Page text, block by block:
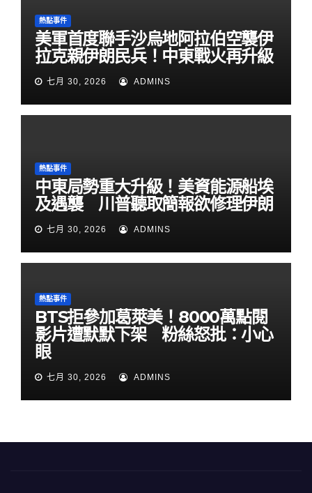
熱點事件
美軍首度聯手沙烏地阿拉伯空襲伊
拉克親伊朗民兵！中東戰火再升級
七月 30, 2026 ADMINS
熱點事件
中東局勢重大升級！美資能源船埃
及遇襲 川普聽取簡報欲修理伊朗
七月 30, 2026 ADMINS
熱點事件
BTS拒參加葛萊美！8000萬點閱
影片遭默默下架 粉絲怒批：小心
眼
七月 30, 2026 ADMINS